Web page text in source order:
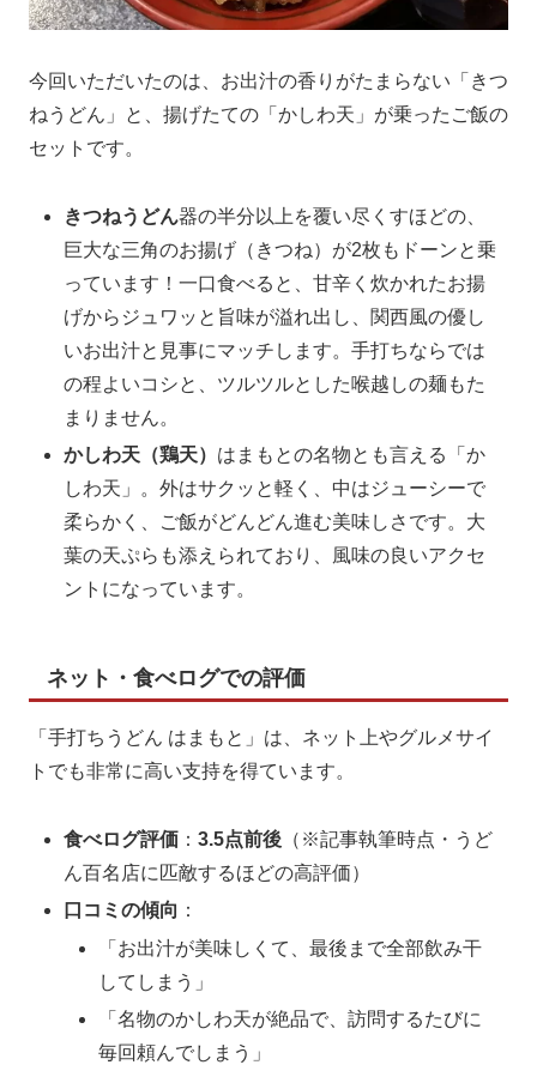
今回いただいたのは、お出汁の香りがたまらない「きつ
ねうどん」と、揚げたての「かしわ天」が乗ったご飯の
セットです。
きつねうどん器の半分以上を覆い尽くすほどの、
巨大な三角のお揚げ（きつね）が2枚もドーンと乗
っています！一口食べると、甘辛く炊かれたお揚
げからジュワッと旨味が溢れ出し、関西風の優し
いお出汁と見事にマッチします。手打ちならでは
の程よいコシと、ツルツルとした喉越しの麺もた
まりません。
かしわ天（鶏天） はまもとの名物とも言える「か
しわ天」。外はサクッと軽く、中はジューシーで
柔らかく、ご飯がどんどん進む美味しさです。大
葉の天ぷらも添えられており、風味の良いアクセ
ントになっています。
ネット・食べログでの評価
「手打ちうどん はまもと」は、ネット上やグルメサイ
トでも非常に高い支持を得ています。
食べログ評価 ：3.5点前後 （※記事執筆時点・うど
ん百名店に匹敵するほどの高評価）
口コミの傾向 ：
「お出汁が美味しくて、最後まで全部飲み干
してしまう」
「名物のかしわ天が絶品で、訪問するたびに
毎回頼んでしまう」